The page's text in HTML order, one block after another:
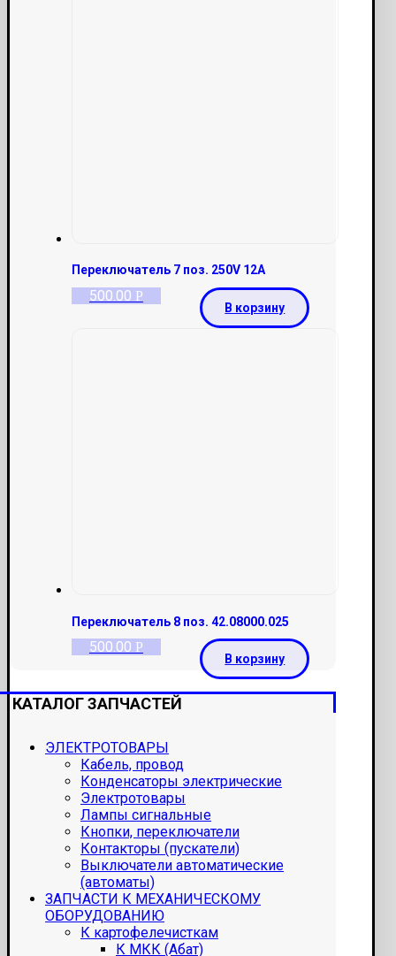
Переключатель 7 поз. 250V 12A
500.00 Р
В корзину
Переключатель 8 поз. 42.08000.025
500.00 Р
В корзину
КАТАЛОГ ЗАПЧАСТЕЙ
ЭЛЕКТРОТОВАРЫ
Кабель, провод
Конденсаторы электрические
Электротовары
Лампы сигнальные
Кнопки, переключатели
Контакторы (пускатели)
Выключатели автоматические
(автоматы)
ЗАПЧАСТИ К МЕХАНИЧЕСКОМУ
ОБОРУДОВАНИЮ
К картофелечисткам
К МКК (Абат)